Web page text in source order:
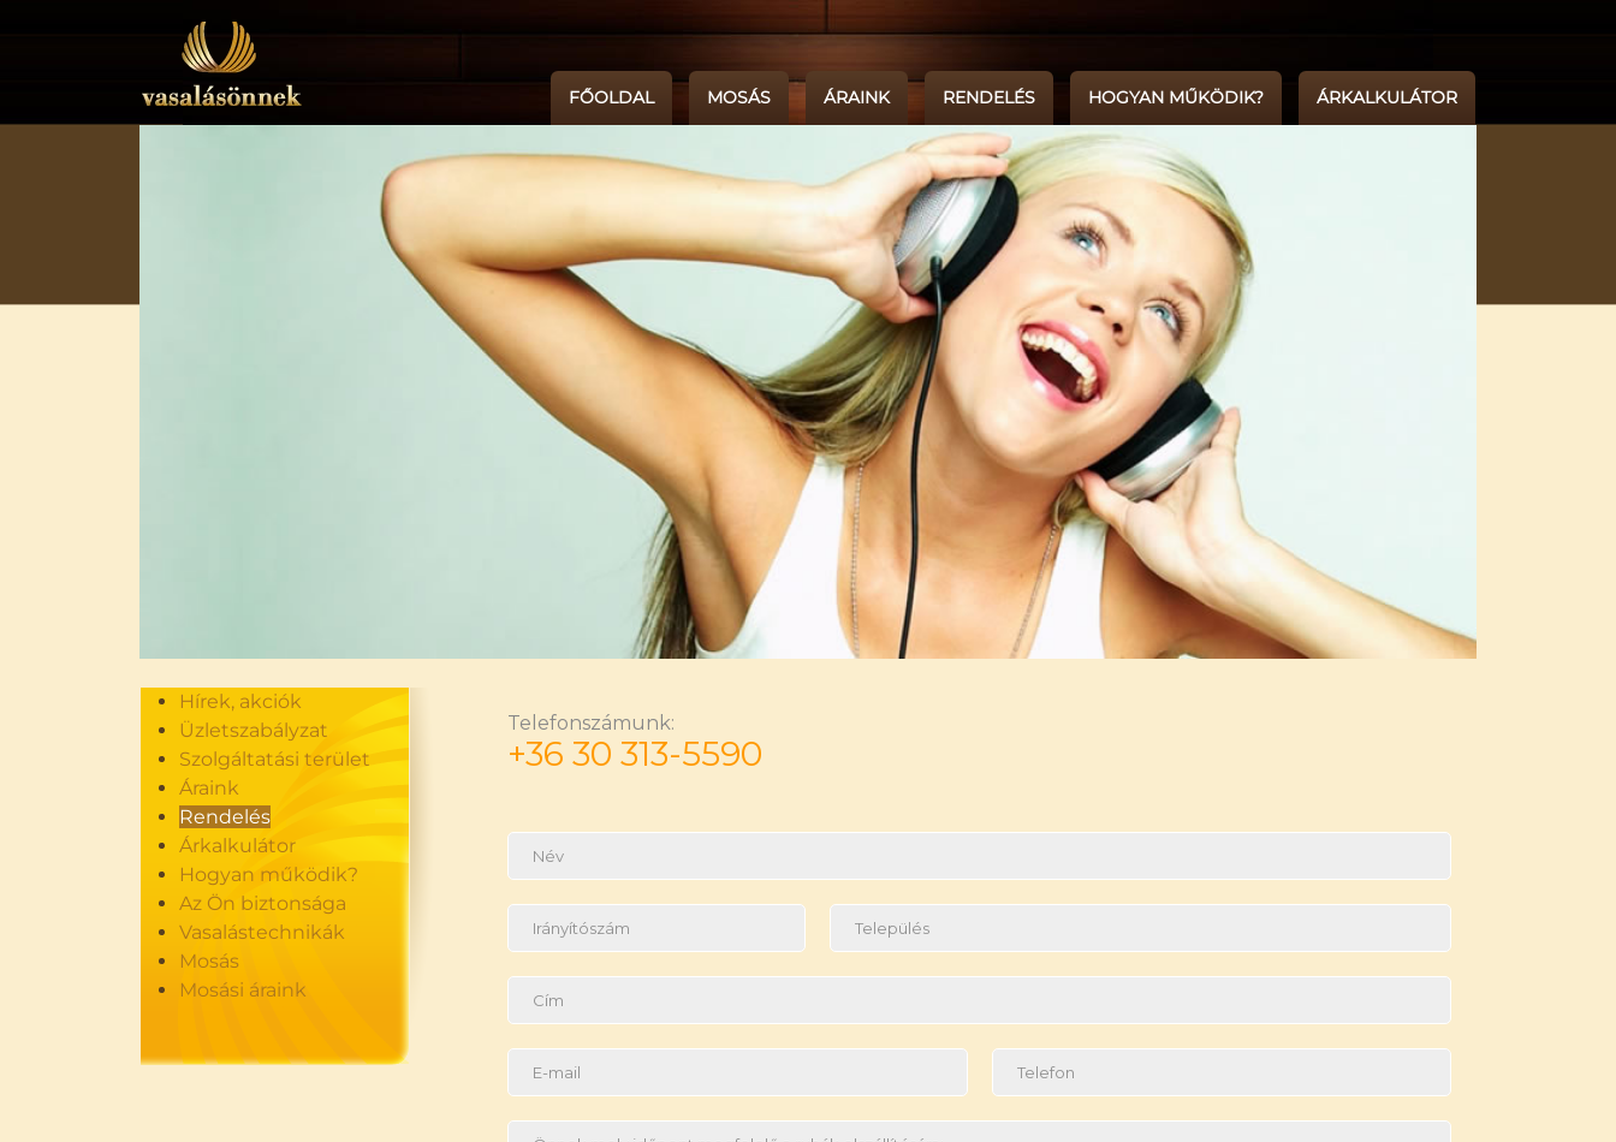
FŐOLDAL MOSÁS ÁRAINK RENDELÉS HOGYAN MŰKÖDIK? ÁRKALKULÁTOR
Hírek, akciók
Üzletszabályzat
Szolgáltatási terület
Áraink
Rendelés
Árkalkulátor
Hogyan működik?
Az Ön biztonsága
Vasalástechnikák
Mosás
Mosási áraink
Telefonszámunk:
+36 30 313-5590